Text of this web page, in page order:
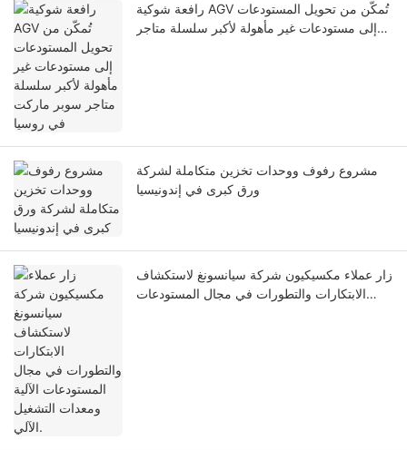
رافعة شوكية AGV تُمكّن من تحويل المستودعات
إلى مستودعات غير مأهولة لأكبر سلسلة متاجر
مشروع رفوف ووحدات تخزين متكاملة لشركة
ورق كبرى في إندونيسيا
زار عملاء مكسيكيون شركة سيانسونغ لاستكشاف
الابتكارات والتطورات في مجال المستودعات